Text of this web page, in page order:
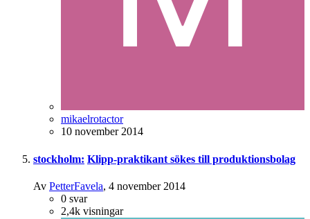
mikaelrotactor
10 november 2014
stockholm: Klipp-praktikant sökes till produktionsbolag
Av PetterFavela, 4 november 2014
0 svar
2,4k visningar